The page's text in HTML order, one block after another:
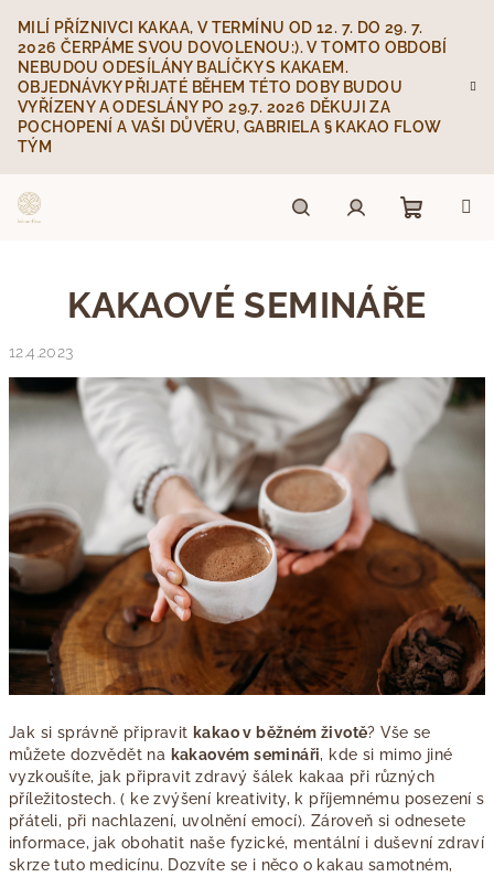
obsah
MILÍ PŘÍZNIVCI KAKAA, V TERMÍNU OD 12. 7. DO 29. 7.
2026 ČERPÁME SVOU DOVOLENOU:). V TOMTO OBDOBÍ
NEBUDOU ODESÍLÁNY BALÍČKY S KAKAEM.
OBJEDNÁVKY PŘIJATÉ BĚHEM TÉTO DOBY BUDOU
VYŘÍZENY A ODESLÁNY PO 29.7. 2026 DĚKUJI ZA
POCHOPENÍ A VAŠI DŮVĚRU, GABRIELA § KAKAO FLOW
TÝM
košík
KAKAOVÉ SEMINÁŘE
12.4.2023
Jak si správně připravit kakao v běžném životě? Vše se
můžete dozvědět na kakaovém semináři, kde si mimo jiné
vyzkoušíte, jak připravit zdravý šálek kakaa při různých
příležitostech. ( ke zvýšení kreativity, k příjemnému posezení s
přáteli, při nachlazení, uvolnění emocí). Zároveň si odnesete
informace, jak obohatit naše fyzické, mentální i duševní zdraví
skrze tuto medicínu. Dozvíte se i něco o kakau samotném,